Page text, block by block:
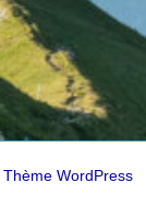
Thème WordPress